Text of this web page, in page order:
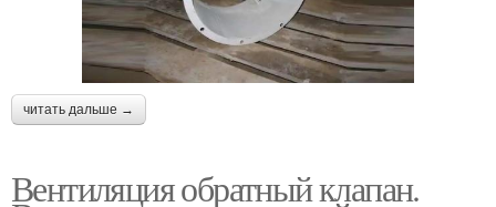
читать дальше →
Вентиляция обратный клапан.